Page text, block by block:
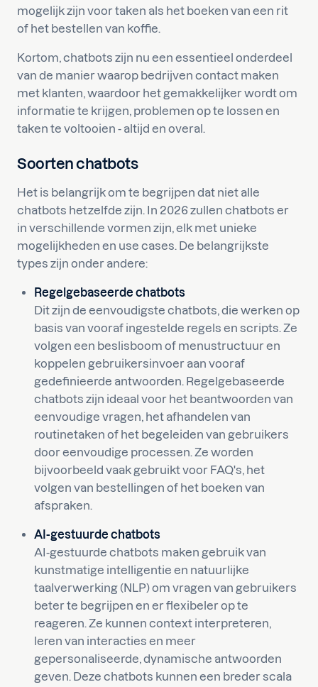
mogelijk zijn voor taken als het boeken van een rit
of het bestellen van koffie.
Kortom, chatbots zijn nu een essentieel onderdeel
van de manier waarop bedrijven contact maken
met klanten, waardoor het gemakkelijker wordt om
informatie te krijgen, problemen op te lossen en
taken te voltooien - altijd en overal.
Soorten chatbots
Het is belangrijk om te begrijpen dat niet alle
chatbots hetzelfde zijn. In 2026 zullen chatbots er
in verschillende vormen zijn, elk met unieke
mogelijkheden en use cases. De belangrijkste
types zijn onder andere:
Regelgebaseerde chatbots
Dit zijn de eenvoudigste chatbots, die werken op
basis van vooraf ingestelde regels en scripts. Ze
volgen een beslisboom of menustructuur en
koppelen gebruikersinvoer aan vooraf
gedefinieerde antwoorden. Regelgebaseerde
chatbots zijn ideaal voor het beantwoorden van
eenvoudige vragen, het afhandelen van
routinetaken of het begeleiden van gebruikers
door eenvoudige processen. Ze worden
bijvoorbeeld vaak gebruikt voor FAQ's, het
volgen van bestellingen of het boeken van
afspraken.
AI-gestuurde chatbots
AI-gestuurde chatbots maken gebruik van
kunstmatige intelligentie en natuurlijke
taalverwerking (NLP) om vragen van gebruikers
beter te begrijpen en er flexibeler op te
reageren. Ze kunnen context interpreteren,
leren van interacties en meer
gepersonaliseerde, dynamische antwoorden
geven. Deze chatbots kunnen een breder scala